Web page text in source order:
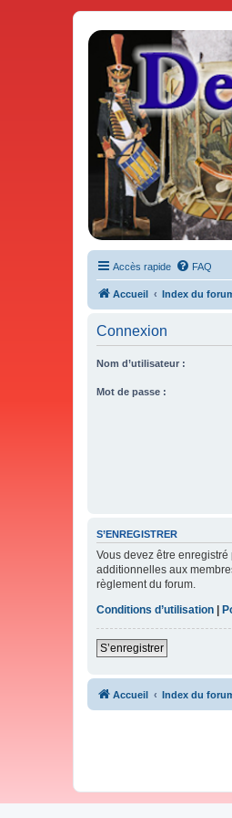
De Musicae
Forums de discussions
Accès rapide FAQ
Accueil Index du
Connexion
Nom d’utilisateur :
Mot de passe :
S’ENREGISTRER
Vous devez être
additionnelles aux
règlement du forum.
Conditions d’utilisation |
S’enregistrer
Accueil Index du